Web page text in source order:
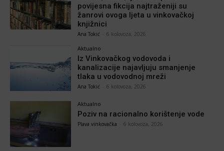
povijesna fikcija najtraženiji su
žanrovi ovoga ljeta u vinkovačkoj
knjižnici
Ana Tokić 6 kolovoza, 2026
Aktualno
Iz Vinkovačkog vodovoda i
kanalizacije najavljuju smanjenje
tlaka u vodovodnoj mreži
Ana Tokić 6 kolovoza, 2026
Aktualno
Poziv na racionalno korištenje vode
Plava vinkovačka 6 kolovoza, 2026